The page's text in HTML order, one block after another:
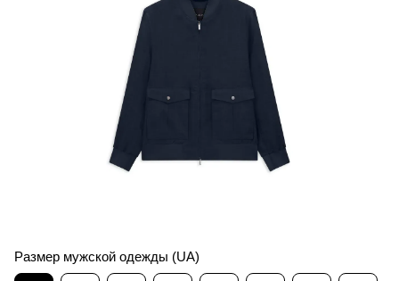
Размер мужской одежды (UA)